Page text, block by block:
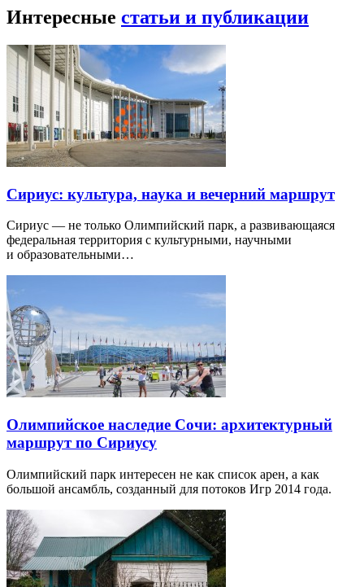
Интересные статьи и публикации
Сириус: культура, наука и вечерний маршрут
Сириус — не только Олимпийский парк, а развивающаяся
федеральная территория с культурными, научными
и образовательными…
Олимпийское наследие Сочи: архитектурный
маршрут по Сириусу
Олимпийский парк интересен не как список арен, а как
большой ансамбль, созданный для потоков Игр 2014 года.